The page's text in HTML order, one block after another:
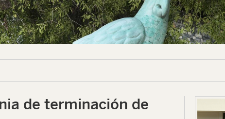
de terminación de